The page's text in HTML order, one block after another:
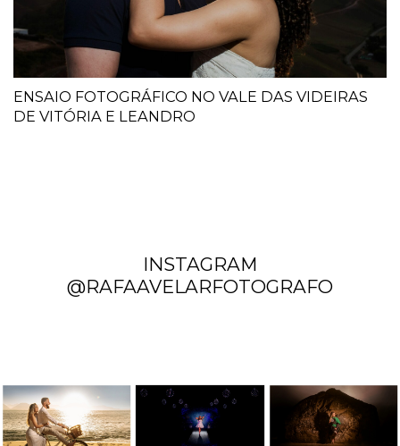
ENSAIO FOTOGRÁFICO NO VALE DAS VIDEIRAS
DE VITÓRIA E LEANDRO
INSTAGRAM
@RAFAAVELARFOTOGRAFO